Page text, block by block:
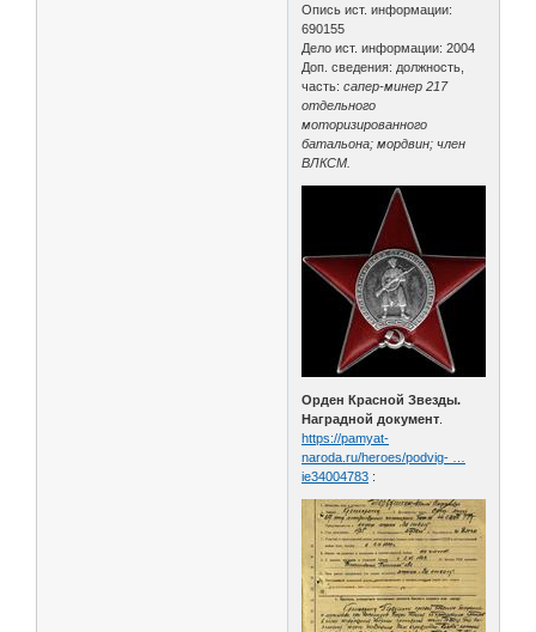
Опись ист. информации:
690155
Дело ист. информации: 2004
Доп. сведения: должность,
часть:сапер-минер 217
отдельного
моторизированного
батальона; мордвин; член
ВЛКСМ.
Орден Красной Звезды.
Наградной документ
https://pamyat-
naroda.ru/heroes/podvig- …
ie34004783 :